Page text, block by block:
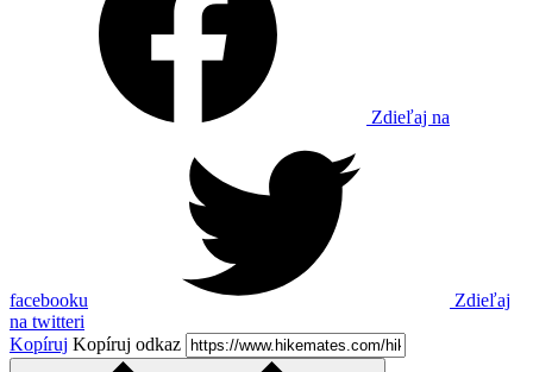
Zdieľaj na
facebooku
Zdieľaj
na twitteri
Kopíruj Kopíruj odkaz